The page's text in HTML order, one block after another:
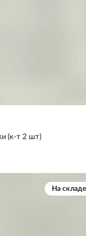
(к-т 2 шт)
На складе